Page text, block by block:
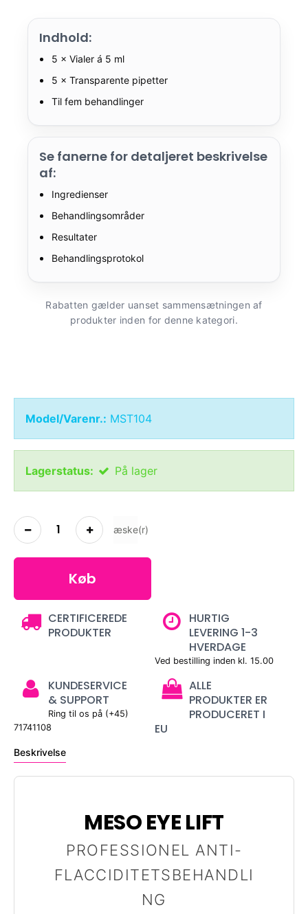
Indhold:
5 × Vialer á 5 ml
5 × Transparente pipetter
Til fem behandlinger
Se fanerne for detaljeret beskrivelse
af:
Ingredienser
Behandlingsområder
Resultater
Behandlingsprotokol
Rabatten gælder uanset sammensætningen af
produkter inden for denne kategori.
Model/Varenr.: MST104
Lagerstatus: På lager
æske(r)
Køb
CERTIFICEREDE
PRODUKTER
HURTIG
LEVERING 1-3
HVERDAGE
Ved bestilling inden kl. 15.00
KUNDESERVICE
& SUPPORT
Ring til os på (+45)
71741108
ALLE
PRODUKTER ER
PRODUCERET I
EU
Beskrivelse
MESO EYE LIFT
PROFESSIONEL ANTI-
FLACCIDITETSBEHANDLI
NG